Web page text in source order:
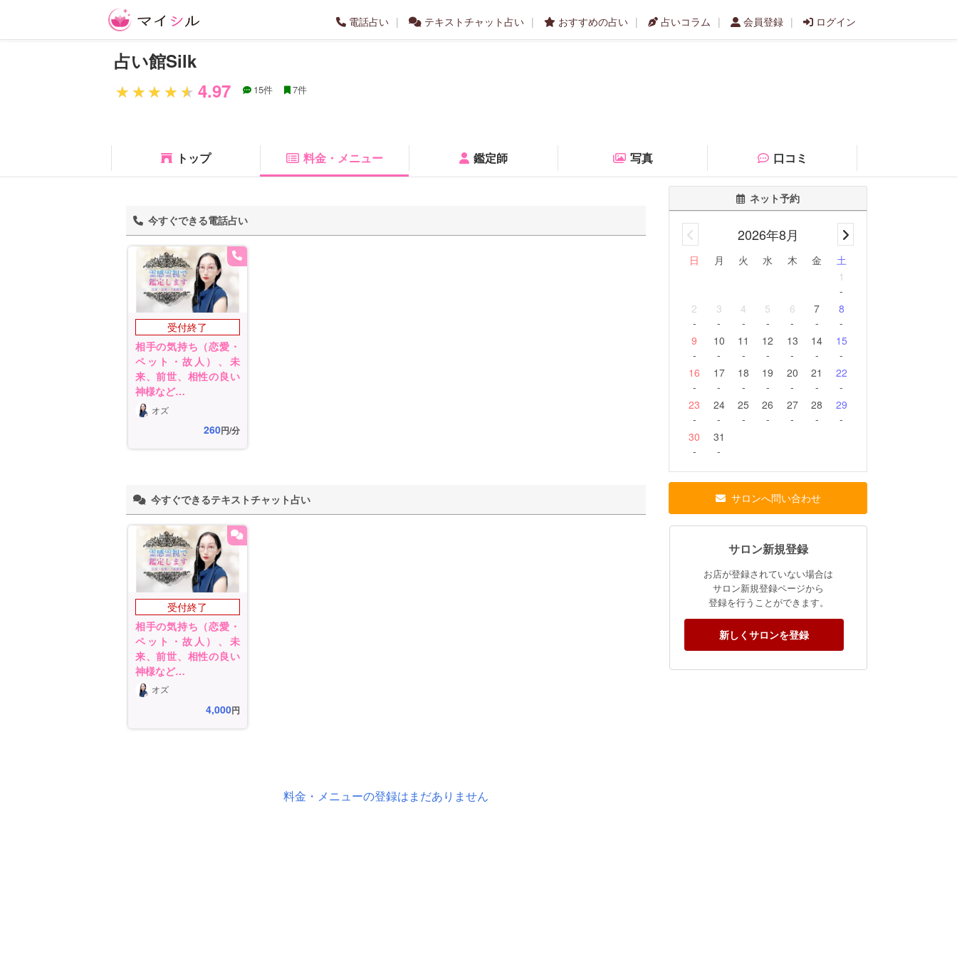
電話占い テキストチャット占い おすすめの占い 占いコラム 会員登録 ログイン
占い館Silk
4.97
15件 7件
トップ 料金・メニュー 鑑定師 写真 口コミ
今すぐできる電話占い
受付終了
相手の気持ち（恋愛・
ペット・故人）、未
来、前世、相性の良い
神様など…
オズ
260円/分
今すぐできるテキストチャット占い
受付終了
相手の気持ち（恋愛・
ペット・故人）、未
来、前世、相性の良い
神様など…
オズ
4,000円
料金・メニューの登録はまだありません
ネット予約
2026年8月
日 月 火 水 木 金
土
1
-
2
-
3
-
4
-
5
-
6
-
7
-
8
-
9
-
10
-
11
-
12
-
13
-
14
-
15
-
16
-
17
-
18
-
19
-
20
-
21
-
22
-
23
-
24
-
25
-
26
-
27
-
28
-
29
-
30
-
31
-
サロンへ問い合わせ
サロン新規登録
お店が登録されていない場合は
サロン新規登録ページから
登録を行うことができます。
新しくサロンを登録